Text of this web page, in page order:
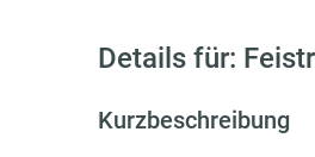
Details für:
Kurzbeschreibung